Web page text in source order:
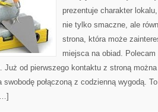
prezentuje charakter
nie tylko smaczne, ale
strona, która może
miejsca na obiad.
Już od pierwszego kontaktu z stroną
połączoną z codzienną wygodą.